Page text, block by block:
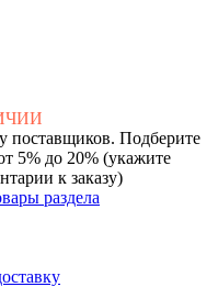
поставщиков. Подберите
5% до 20% (укажите
к заказу)
раздела